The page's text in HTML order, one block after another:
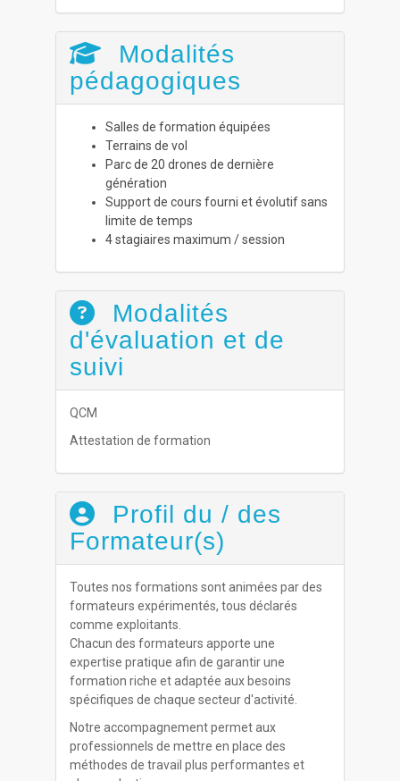
Modalités
pédagogiques
Salles de formation équipées
Terrains de vol
Parc de 20 drones de dernière
génération
Support de cours fourni et évolutif sans
limite de temps
4 stagiaires maximum / session
Modalités
d'évaluation et de
suivi
QCM
Attestation de formation
Profil du / des
Formateur(s)
Toutes nos formations sont animées par des
formateurs expérimentés, tous déclarés
comme exploitants.
Chacun des formateurs apporte une
expertise pratique afin de garantir une
formation riche et adaptée aux besoins
spécifiques de chaque secteur d'activité.
Notre accompagnement permet aux
professionnels de mettre en place des
méthodes de travail plus performantes et